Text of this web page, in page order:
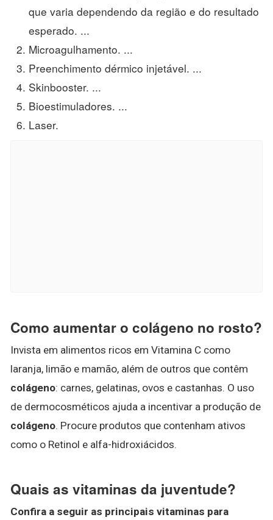
que varia dependendo da região e do resultado
esperado. ...
Microagulhamento. ...
Preenchimento dérmico injetável. ...
Skinbooster. ...
Bioestimuladores. ...
Laser.
Como aumentar o colágeno no rosto?
Invista em alimentos ricos em Vitamina C como
laranja, limão e mamão, além de outros que contêm
colágeno: carnes, gelatinas, ovos e castanhas. O uso
de dermocosméticos ajuda a incentivar a produção de
colágeno. Procure produtos que contenham ativos
como o Retinol e alfa-hidroxiácidos.
Quais as vitaminas da juventude?
Confira a seguir as principais vitaminas para